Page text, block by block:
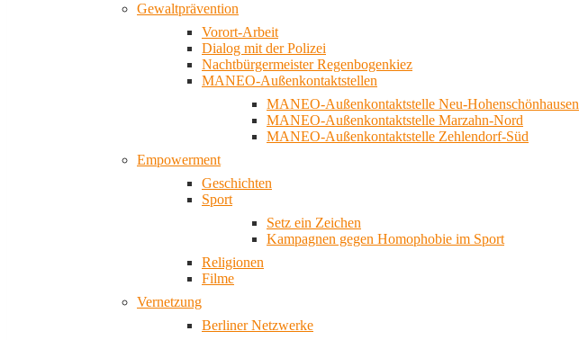
Gewaltprävention
Vorort-Arbeit
Dialog mit der Polizei
Nachtbürgermeister Regenbogenkiez
MANEO-Außenkontaktstellen
MANEO-Außenkontaktstelle Neu-Hohenschönhausen
MANEO-Außenkontaktstelle Marzahn-Nord
MANEO-Außenkontaktstelle Zehlendorf-Süd
Empowerment
Geschichten
Sport
Setz ein Zeichen
Kampagnen gegen Homophobie im Sport
Religionen
Filme
Vernetzung
Berliner Netzwerke